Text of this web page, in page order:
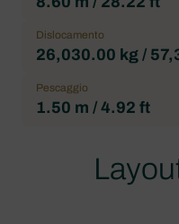
Dislocamento
26,030.00 kg /
Pescaggio
1.50 m / 4.92 ft